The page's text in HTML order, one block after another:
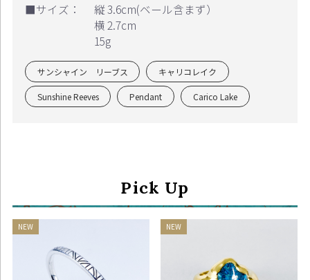
■サイズ：
縦 3.6cm(ベール含まず）
横 2.7cm
15g
サンシャイン リーブス キャリコレイク
Sunshine Reeves Pendant Carico Lake
Pick Up